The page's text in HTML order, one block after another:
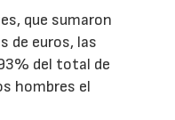
que sumaron
de euros, las
del total de
hombres el